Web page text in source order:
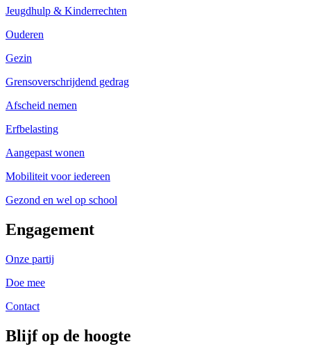
Jeugdhulp & Kinderrechten
Ouderen
Gezin
Grensoverschrijdend gedrag
Afscheid nemen
Erfbelasting
Aangepast wonen
Mobiliteit voor iedereen
Gezond en wel op school
Engagement
Onze partij
Doe mee
Contact
Blijf op de hoogte